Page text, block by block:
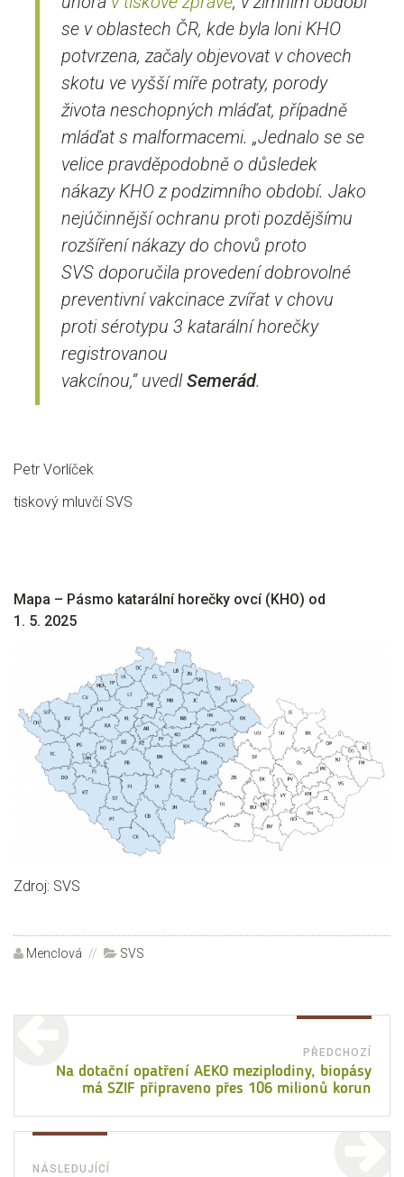
se v oblastech ČR, kde byla loni KHO
potvrzena, začaly objevovat v chovech
skotu ve vyšší míře potraty, porody
života neschopných mláďat, případně
mláďat s malformacemi. „Jednalo se se
velice pravděpodobně o důsledek
nákazy KHO z podzimního období. Jako
nejúčinnější ochranu proti pozdějšímu
rozšíření nákazy do chovů proto
SVS doporučila provedení dobrovolné
preventivní vakcinace zvířat v chovu
proti sérotypu 3 katarální horečky
registrovanou
vakcínou,“ uvedlSemerád.
Petr Vorlíček
tiskový mluvčí SVS
Mapa – Pásmo katarální horečky ovcí (KHO) od
1. 5. 2025
Zdroj: SVS
Autor:
Menclová Rubriky:
SVS
příspěvek
PŘEDCHOZÍ
Na dotační opatření AEKO meziplodiny, biopásy
má SZIF připraveno přes 106 milionů korun
NÁSLEDUJÍCÍ